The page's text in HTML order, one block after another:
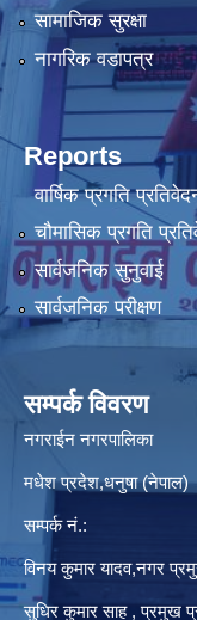
सामाजिक सुरक्षा
नागरिक वडापत्र
Reports
वार्षिक प्रगति
चौमासिक प्रगति
सार्वजनिक सुनुवाई
सार्वजनिक परीक्षण
सम्पर्क विवरण
नगराईन नगरपालिका
मधेश प्रदेश,धनुषा (नेपाल)
सम्पर्क नं.:
विनय कुमार यादव,नगर
सुधिर कुमार साह ,